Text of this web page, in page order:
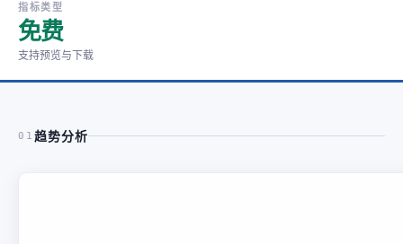
指标类型
免费
支持预览与下载
01 趋势分析